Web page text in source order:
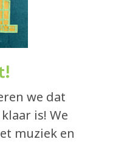
we dat
is! We
muziek en